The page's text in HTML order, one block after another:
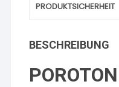
PRODUKTSICHERHEIT
BESCHREIBUNG
POROTON